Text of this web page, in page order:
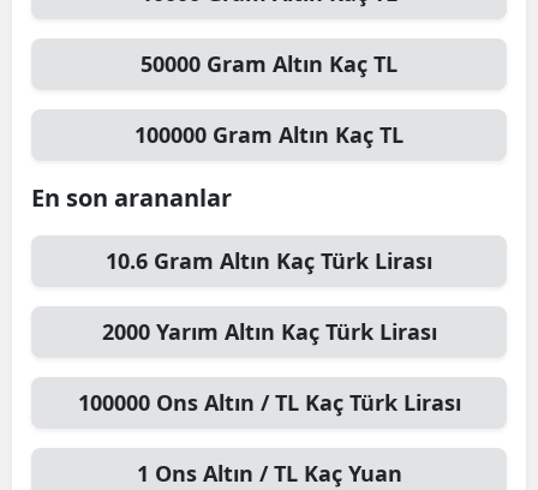
50000 Gram Altın Kaç TL
100000 Gram Altın Kaç TL
En son arananlar
10.6 Gram Altın Kaç Türk Lirası
2000 Yarım Altın Kaç Türk Lirası
100000 Ons Altın / TLKaç Türk Lirası
1 Ons Altın / TLKaç Yuan